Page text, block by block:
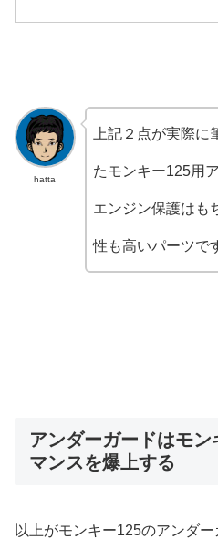
hatta
上記２点が実際
たモンキー125用
エンジン保護はも
性も高いパーツで
アンダーガードはモ
マンスを爆上する
以上がモンキー125のアンダ